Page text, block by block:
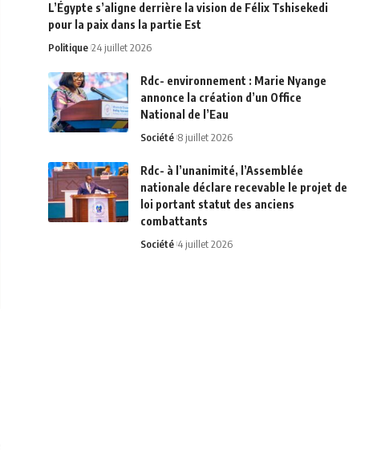
L’Égypte s’aligne derrière la vision de Félix Tshisekedi
pour la paix dans la partie Est
Politique 24 juillet 2026
Rdc- environnement : Marie Nyange
annonce la création d’un Office
National de l’Eau
Société 8 juillet 2026
Rdc- à l’unanimité, l’Assemblée
nationale déclare recevable le projet de
loi portant statut des anciens
combattants
Société 4 juillet 2026